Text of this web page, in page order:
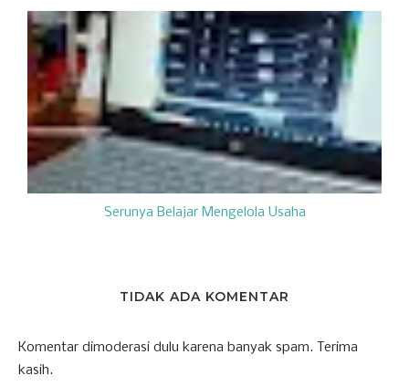
Serunya Belajar Mengelola Usaha
TIDAK ADA KOMENTAR
Komentar dimoderasi dulu karena banyak spam. Terima
kasih.